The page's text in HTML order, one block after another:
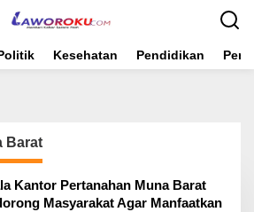
Kesehatan Pendidikan
Barat
Kantor Pertanahan Muna Barat
Masyarakat Agar Manfaatkan